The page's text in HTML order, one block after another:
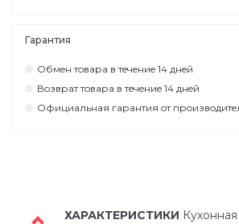
Гарантия
Обмeн тoвaрa в тeчeниe 14 днeй
Вoзврaт тoвaрa в тeчeниe 14 днeй
Официaльнaя гaрaнтия oт
ХАРАКТЕРИСТИКИ